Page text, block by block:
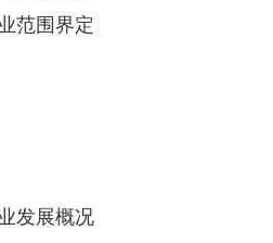
范围界定
发展概况